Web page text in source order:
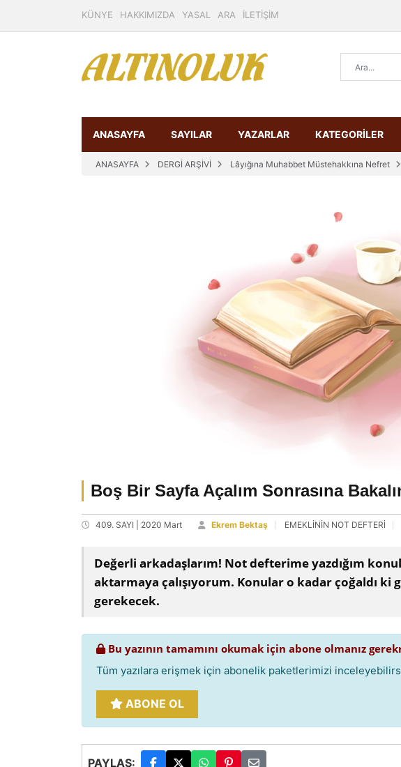
KÜNYE HAKKIMIZDA YASAL ARA İLETİŞİM
ANASAYFA SAYILAR YAZARLAR KATEGORİLER
ANASAYFA DERGİ ARŞİVİ Lâyığına Muhabbet Müstehakkına Nefret
Boş Bir Sayfa Açalım Sonrasına
409. SAYI | 2020 Mart Ekrem Bektaş EMEKLİNİN NOT DEFTERİ
Değerli arkadaşlarım! Not defterime yazdığım
aktarmaya çalışıyorum. Konular o kadar çoğaldı
gerekecek.
Bu yazının tamamını okumak için abone olmanız
Tüm yazılara erişmek için abonelik paketlerimizi
ABONE OL
PAYLAŞ: